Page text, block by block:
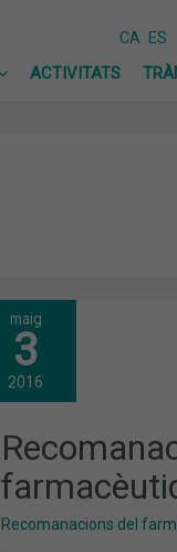
CA ES
ACTIVITATS
maig
3
2016
Recomanacions del
RECOMANACIONS
DEL
FARMACÈUTIC:
L’ASMA